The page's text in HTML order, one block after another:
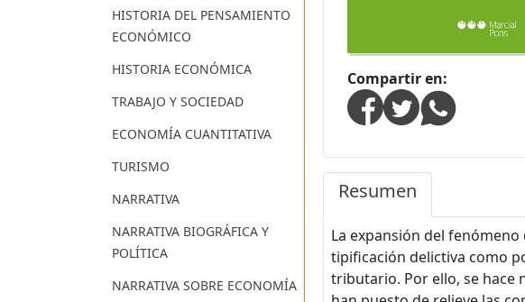
HISTORIA DEL PENSAMIENTO
ECONÓMICO
HISTORIA ECONÓMICA
TRABAJO Y SOCIEDAD
ECONOMÍA CUANTITATIVA
TURISMO
NARRATIVA
NARRATIVA BIOGRÁFICA Y
POLÍTICA
NARRATIVA SOBRE ECONOMÍA
Compartir en:
Resumen
La expansión del
tipificación delictiva como
tributario. Por ello, se hace